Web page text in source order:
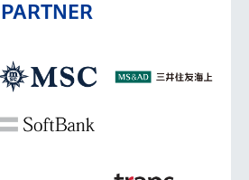
PARTNER